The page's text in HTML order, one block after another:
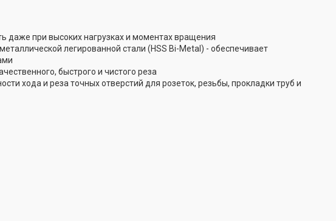
даже при высоких нагрузках и моментах вращения
легированной стали (HSS Bi-Metal) - обеспечивает
быстрого и чистого реза
хода и реза точных отверстий для розеток, резьбы, прокладки труб и